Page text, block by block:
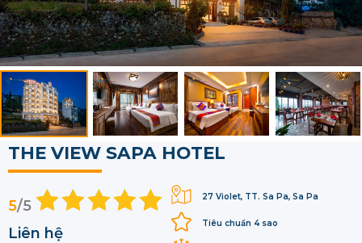
THE VIEW SAPA HOTEL
27 Violet, TT. Sa Pa, Sa Pa
Tiêu chuẩn 4 sao
5/5
Liên hệ